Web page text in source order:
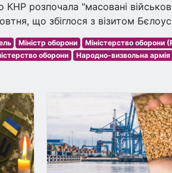
розпочала "масовані
що збіглося з візитом
Міністр оборони
Міністерство оборони
оборони Народно-визвольна армія